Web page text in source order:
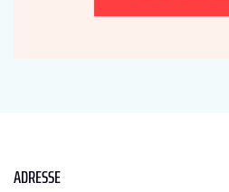
ADRESSE